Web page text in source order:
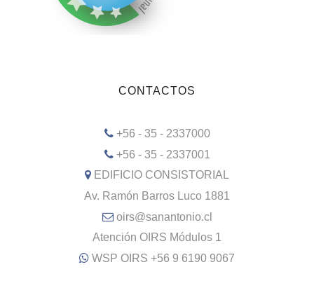
CONTACTOS
+56 - 35 - 2337000
+56 - 35 - 2337001
EDIFICIO CONSISTORIAL
Av. Ramón Barros Luco 1881
oirs@sanantonio.cl
Atención OIRS Módulos 1
WSP OIRS +56 9 6190 9067